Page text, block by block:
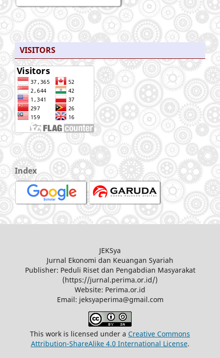
VISITORS
Index
JEKSya
Jurnal Ekonomi dan Keuangan Syariah
Publisher: Peduli Riset dan Pengabdian Masyarakat
(https://jurnal.perima.or.id/)
Website: Perima.or.id
Email: jeksyaperima@gmail.com
This work is licensed under a Creative Commons
Attribution-ShareAlike 4.0 International License.